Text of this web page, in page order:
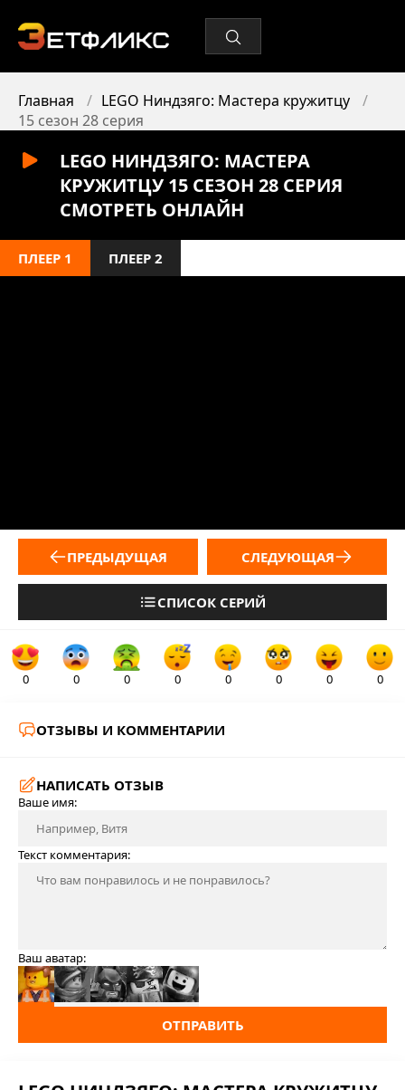
Главная
LEGO Ниндзяго: Мастера кружитцу
15 сезон 28 серия
LEGO НИНДЗЯГО: МАСТЕРА
КРУЖИТЦУ 15 СЕЗОН 28 СЕРИЯ
СМОТРЕТЬ ОНЛАЙН
ПЛЕЕР 1 ПЛЕЕР 2
ПРЕДЫДУЩАЯ
СПИСОК СЕРИЙ
СЛЕДУЮЩАЯ
0 0 0 0 0 0 0 0
ОТЗЫВЫ И КОММЕНТАРИИ
НАПИСАТЬ ОТЗЫВ
Ваше имя:
Текст комментария:
Ваш аватар:
ОТПРАВИТЬ